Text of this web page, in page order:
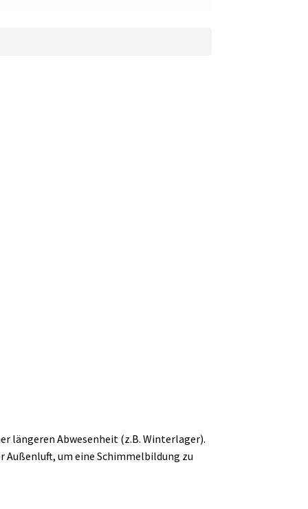
längeren Abwesenheit (z.B. Winterlager).
um eine Schimmelbildung zu